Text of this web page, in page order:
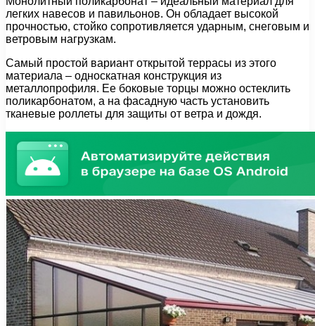
легких навесов и павильонов. Он обладает высокой
прочностью, стойко сопротивляется ударным, снеговым и
ветровым нагрузкам.
Самый простой вариант открытой террасы из этого
материала – односкатная конструкция из
металлопрофиля. Ее боковые торцы можно остеклить
поликарбонатом, а на фасадную часть установить
тканевые роллеты для защиты от ветра и дождя.